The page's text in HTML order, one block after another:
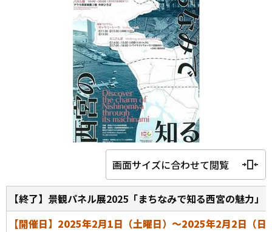
画面サイズに合わせて閲覧
【終了】景観パネル展2025「まちなみで知る西宮の魅力」
【開催日】2025年2月1日（土曜日）～2025年2月2日（日